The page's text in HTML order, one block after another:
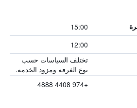
15:00
12:00
تختلف السياسات حسب
نوع الغرفة ومزود الخدمة.
+974 4408 4888